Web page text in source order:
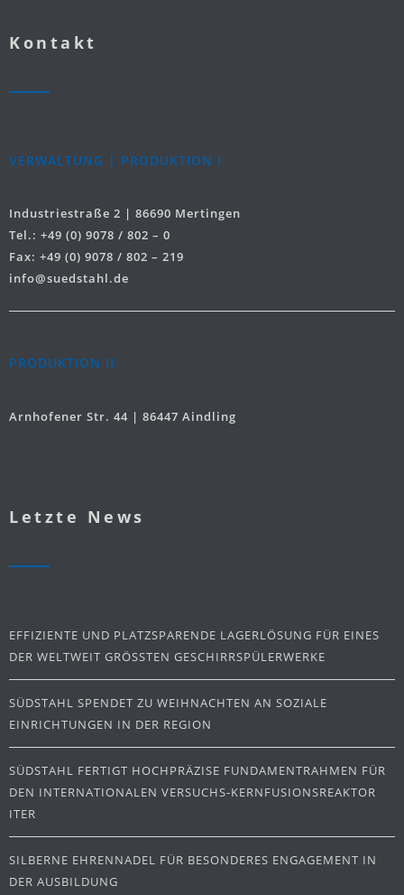
Kontakt
VERWALTUNG | PRODUKTION I
Industriestraße 2 | 86690 Mertingen
Tel.: +49 (0) 9078 / 802 – 0
Fax: +49 (0) 9078 / 802 – 219
info@suedstahl.de
PRODUKTION II
Arnhofener Str. 44 | 86447 Aindling
Letzte News
EFFIZIENTE UND PLATZSPARENDE LAGERLÖSUNG FÜR EINES
DER WELTWEIT GRÖSSTEN GESCHIRRSPÜLERWERKE
SÜDSTAHL SPENDET ZU WEIHNACHTEN AN SOZIALE
EINRICHTUNGEN IN DER REGION
SÜDSTAHL FERTIGT HOCHPRÄZISE FUNDAMENTRAHMEN FÜR
DEN INTERNATIONALEN VERSUCHS-KERNFUSIONSREAKTOR
ITER
SILBERNE EHRENNADEL FÜR BESONDERES ENGAGEMENT IN
DER AUSBILDUNG